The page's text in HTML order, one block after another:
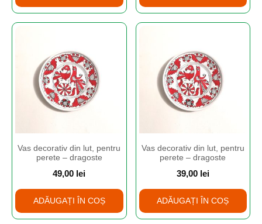
Vas decorativ din lut, pentru
perete – dragoste
49,00 lei
ADĂUGAȚI ÎN COȘ
Vas decorativ din lut, pentru
perete – dragoste
39,00 lei
ADĂUGAȚI ÎN COȘ